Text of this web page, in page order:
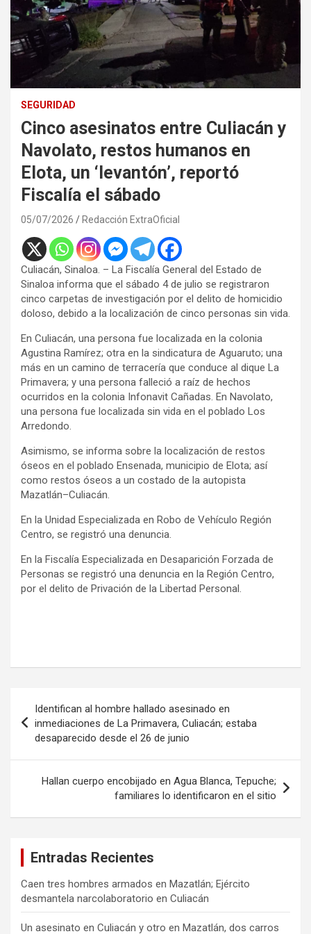
SEGURIDAD
Cinco asesinatos entre Culiacán y
Navolato, restos humanos en
Elota, un ‘levantón’, reportó
Fiscalía el sábado
05/07/2026 Redacción ExtraOficial
Culiacán, Sinaloa. – La Fiscalía General del Estado de
Sinaloa informa que el sábado 4 de julio se registraron
cinco carpetas de investigación por el delito de homicidio
doloso, debido a la localización de cinco personas sin vida.
En Culiacán, una persona fue localizada en la colonia
Agustina Ramírez; otra en la sindicatura de Aguaruto; una
más en un camino de terracería que conduce al dique La
Primavera; y una persona falleció a raíz de hechos
ocurridos en la colonia Infonavit Cañadas. En Navolato,
una persona fue localizada sin vida en el poblado Los
Arredondo.
Asimismo, se informa sobre la localización de restos
óseos en el poblado Ensenada, municipio de Elota; así
como restos óseos a un costado de la autopista
Mazatlán–Culiacán.
En la Unidad Especializada en Robo de Vehículo Región
Centro, se registró una denuncia.
En la Fiscalía Especializada en Desaparición Forzada de
Personas se registró una denuncia en la Región Centro,
por el delito de Privación de la Libertad Personal.
de
entradas
Identifican al hombre hallado asesinado en
inmediaciones de La Primavera, Culiacán; estaba
desaparecido desde el 26 de junio
Hallan cuerpo encobijado en Agua Blanca, Tepuche;
familiares lo identificaron en el sitio
Entradas Recientes
Caen tres hombres armados en Mazatlán; Ejército
desmantela narcolaboratorio en Culiacán
Un asesinato en Culiacán y otro en Mazatlán, dos carros